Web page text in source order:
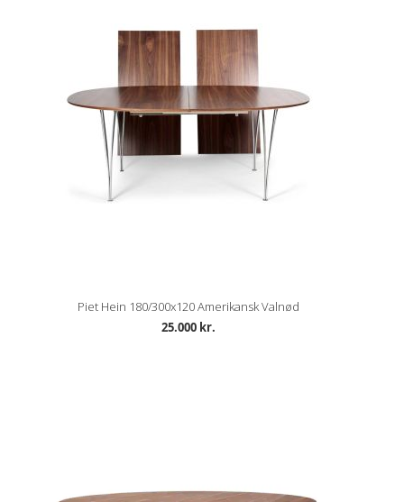
Piet Hein 180/300x120 Amerikansk Valnød
25.000 kr.